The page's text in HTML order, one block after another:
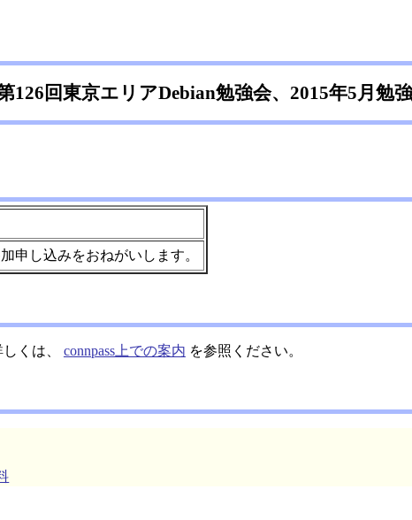
126回東京エリアDebian勉強会、2015年5月勉
申し込みをおねがいします。
くは、 connpass上での案内 を参照ください。